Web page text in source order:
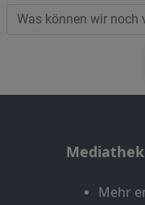
Mediathek
Mehr